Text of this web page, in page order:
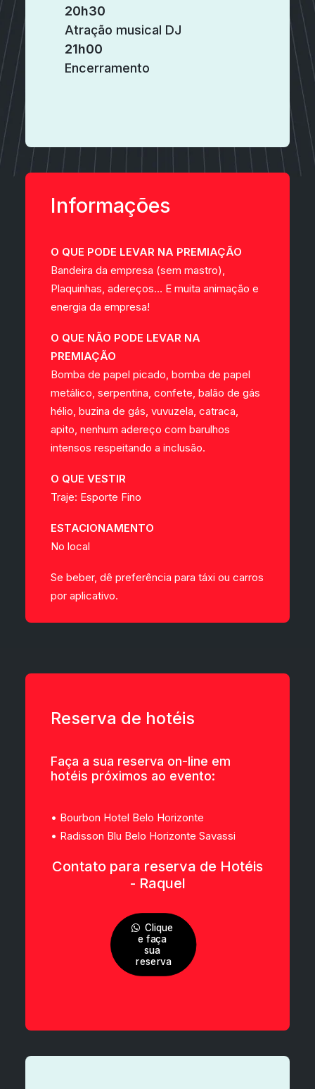
20h30
Atração musical DJ
21h00
Encerramento
Informações
O QUE PODE LEVAR NA PREMIAÇÃO
Bandeira da empresa (sem mastro),
Plaquinhas, adereços… E muita animação e
energia da empresa!
O QUE NÃO PODE LEVAR NA
PREMIAÇÃO
Bomba de papel picado, bomba de papel
metálico, serpentina, confete, balão de gás
hélio, buzina de gás, vuvuzela, catraca,
apito, nenhum adereço com barulhos
intensos respeitando a inclusão.
O QUE VESTIR
Traje: Esporte Fino
ESTACIONAMENTO
No local
Se beber, dê preferência para táxi ou carros
por aplicativo.
Reserva de hotéis
Faça a sua reserva on-line em
hotéis próximos ao evento:
• Bourbon Hotel Belo Horizonte
• Radisson Blu Belo Horizonte Savassi
Contato para reserva de Hotéis
- Raquel
Clique
e faça
sua
reserva